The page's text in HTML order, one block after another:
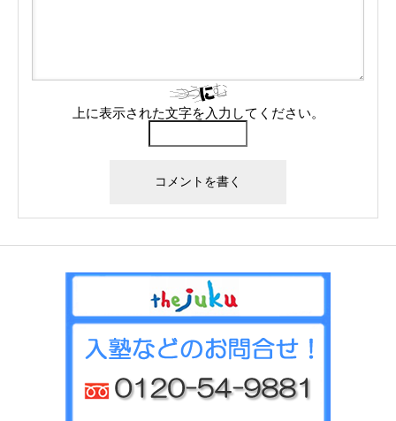
上に表示された文字を入力してください。